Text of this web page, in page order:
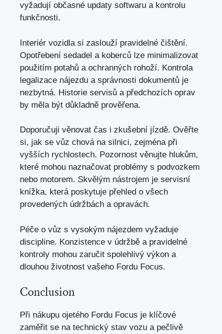
vyžadují občasné updaty softwaru a kontrolu
funkčnosti.
Interiér vozidla si zaslouží pravidelné čištění.
Opotřebení sedadel a koberců lze minimalizovat
použitím potahů a ochranných rohoží. Kontrola
legalizace nájezdu a správnosti dokumentů je
nezbytná. Historie servisů a předchozích oprav
by měla být důkladně prověřena.
Doporučuji věnovat čas i zkušební jízdě. Ověřte
si, jak se vůz chová na silnici, zejména při
vyšších rychlostech. Pozornost věnujte hlukům,
které mohou naznačovat problémy s podvozkem
nebo motorem. Skvělým nástrojem je servisní
knížka, která poskytuje přehled o všech
provedených údržbách a opravách.
Péče o vůz s vysokým nájezdem vyžaduje
discipline. Konzistence v údržbě a pravidelné
kontroly mohou zaručit spolehlivý výkon a
dlouhou životnost vašeho Fordu Focus.
Conclusion
Při nákupu ojetého Fordu Focus je klíčové
zaměřit se na technický stav vozu a pečlivě